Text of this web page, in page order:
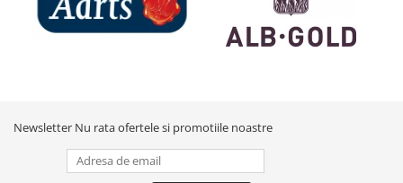
Newsletter Nu rata ofertele si promotiile noastre